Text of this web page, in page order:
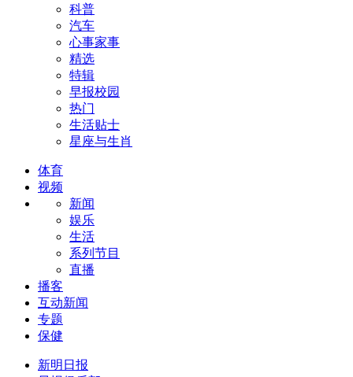
科普
汽车
心事家事
精选
特辑
早报校园
热门
生活贴士
星座与生肖
体育
视频
新闻
娱乐
生活
系列节目
直播
播客
互动新闻
专题
保健
新明日报